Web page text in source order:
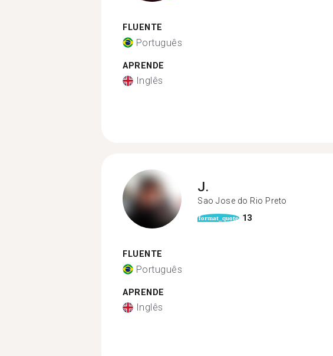
FLUENTE
Português
APRENDE
Inglês
J.
Sao Jose do Rio Preto
format_quote 13
FLUENTE
Português
APRENDE
Inglês